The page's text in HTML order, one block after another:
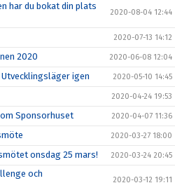
har du bokat din plats
2020-08-04 12:44
2020-07-13 14:12
2020 2020-06-08 12:04
igen 2020-05-10 14:45
2020-04-24 19:53
Sponsorhuset 2020-04-07 11:36
2020-03-27 18:00
onsdag 25 mars! 2020-03-24 20:45
och
2020-03-12 19:11